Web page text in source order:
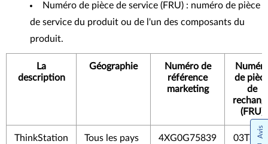
Numéro de pièce de service (FRU) : numéro de pièce
de service du produit ou de l'un des composants du
produit.
La
description
Géographie
Numéro de
référence
marketing
de
de
(FRU)
ThinkStation
Tous les pays
4XG0G75839 Avis